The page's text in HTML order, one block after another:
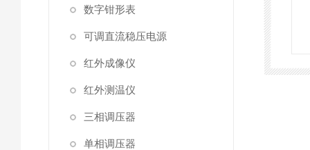
数字钳形表
可调直流稳压电源
红外成像仪
红外测温仪
三相调压器
单相调压器